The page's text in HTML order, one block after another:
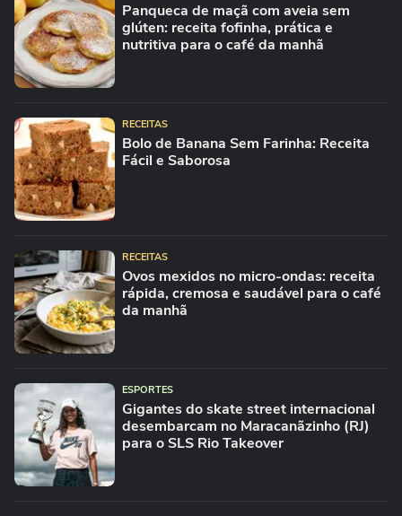
Panqueca de maçã com aveia sem
glúten: receita fofinha, prática e
nutritiva para o café da manhã
RECEITAS
Bolo de Banana Sem Farinha: Receita
Fácil e Saborosa
RECEITAS
Ovos mexidos no micro-ondas: receita
rápida, cremosa e saudável para o café
da manhã
ESPORTES
Gigantes do skate street internacional
desembarcam no Maracanãzinho (RJ)
para o SLS Rio Takeover